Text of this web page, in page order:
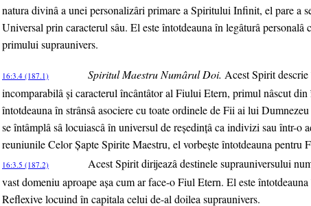
natura divinâ a unei personalizâri primare a Spiritului Infinit, el pare a
Universal prin caracterul sâu. El este întotdeauna în legâturâ
primului supraunivers.
16:3.4 (187.1) Spiritul Maestru Numârul Doi. Acest Spirit
incomparabilâ şi caracterul încântâtor al Fiului Etern, primul nâscut din
întotdeauna în strânsâ asociere cu toate ordinele de Fii ai lui
se întâmplâ sâ locuiascâ în universul de reşedinţâ ca indivizi sau într-o
reuniunile Celor Şapte Spirite Maestru, el vorbeşte întotdeauna pentru
16:3.5 (187.2)
Acest Spirit dirijeazâ destinele suprauniversului
vast domeniu aproape aşa cum ar face-o Fiul Etern. El este
Reflexive locuind în capitala celui de-al doilea supraunivers.